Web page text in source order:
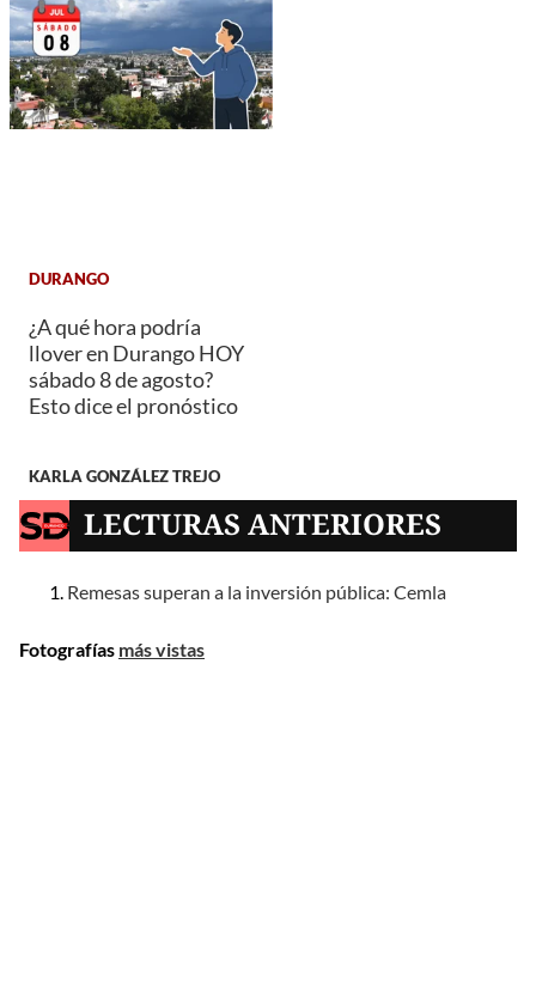
DURANGO
¿A qué hora podría
llover en Durango HOY
sábado 8 de agosto?
Esto dice el pronóstico
KARLA GONZÁLEZ TREJO
LECTURAS ANTERIORES
Remesas superan a la inversión pública: Cemla
Fotografías más vistas